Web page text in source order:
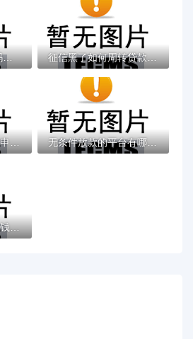
2026年爱钱好下款吗，真正能放款的8个分期长... 征信黑了如何周转贷款？实用技巧与解决方案...
马上下款的网络贷款申请流程是怎样的？步骤... 无条件放款的平台有哪些？正规低门槛渠道全...
最新十大小额平台借钱容易通过不看征信，专...